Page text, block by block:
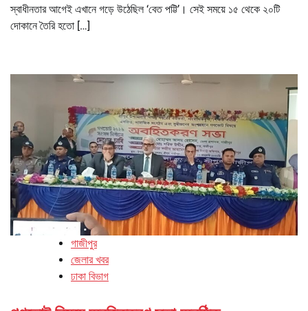
স্বাধীনতার আগেই এখানে গড়ে উঠেছিল ‘বেত পট্টি’। সেই সময়ে ১৫ থেকে ২০টি
দোকানে তৈরি হতো […]
গাজীপুর
জেলার খবর
ঢাকা বিভাগ